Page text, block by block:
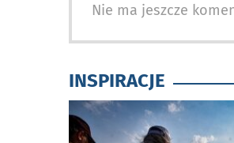
Nie ma jeszcze
INSPIRACJE